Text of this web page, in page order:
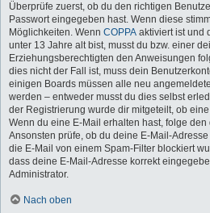
Überprüfe zuerst, ob du den richtigen
Passwort eingegeben hast. Wenn diese
Möglichkeiten. Wenn COPPA aktiviert ist und
unter 13 Jahre alt bist, musst du bzw. einer
Erziehungsberechtigten den Anweisungen
dies nicht der Fall ist, muss dein
einigen Boards müssen alle neu
werden – entweder musst du dies selbst
der Registrierung wurde dir mitgeteilt, ob
Wenn du eine E-Mail erhalten hast, folge
Ansonsten prüfe, ob du deine E-Mail-
die E-Mail von einem Spam-Filter blockiert
dass deine E-Mail-Adresse korrekt
Administrator.
Nach oben